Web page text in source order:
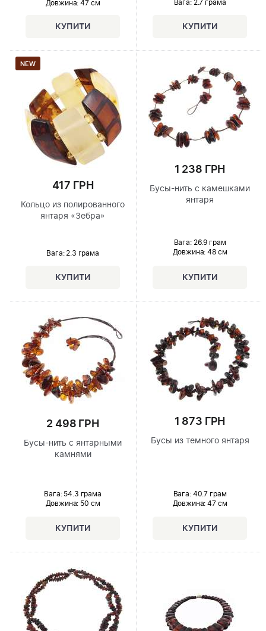
Довжина: 47 см Вага: 2.7 грама
NEW
417 ГРН
Кольцо из полированного
янтаря «Зебра»
Вага: 2.3 грама
1 238 ГРН
Бусы-нить с камешками
янтаря
Вага: 26.9 грам
Довжина: 48 см
2 498 ГРН
Бусы-нить с янтарными
камнями
Вага: 54.3 грама
Довжина: 50 см
1 873 ГРН
Бусы из темного янтаря
Вага: 40.7 грам
Довжина: 47 см